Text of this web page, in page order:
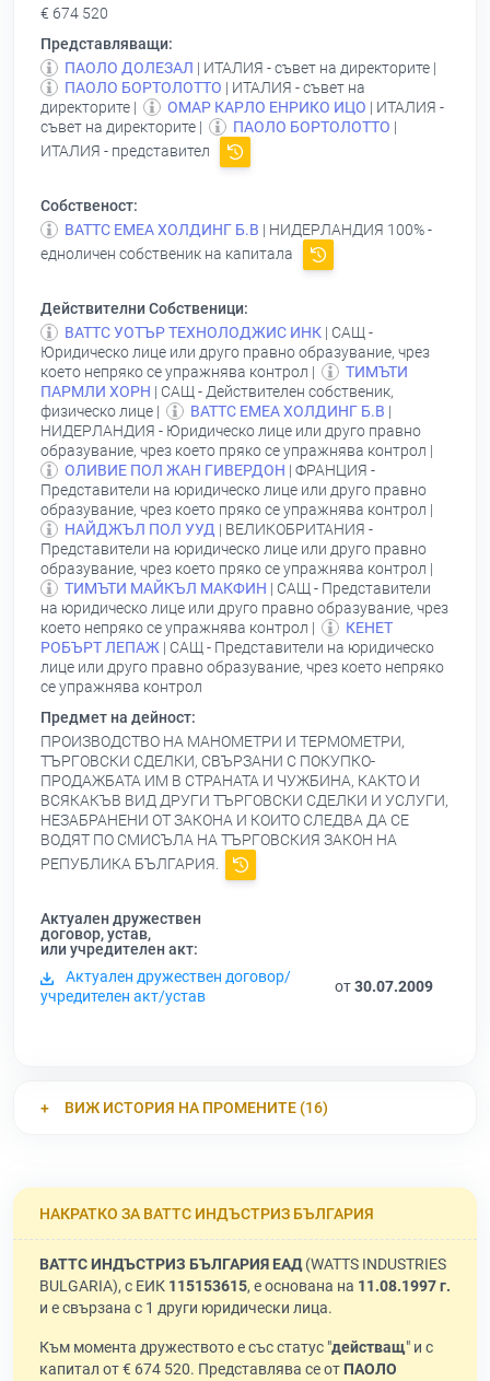
€ 674 520
Представляващи:
ПАОЛО ДОЛЕЗАЛ | ИТАЛИЯ - съвет на директорите |
ПАОЛО БОРТОЛОТТО | ИТАЛИЯ - съвет на
директорите |
ОМАР КАРЛО ЕНРИКО ИЦО | ИТАЛИЯ -
съвет на директорите |
ПАОЛО БОРТОЛОТТО |
ИТАЛИЯ - представител
Собственост:
ВАТТС ЕМЕА ХОЛДИНГ Б.В | НИДЕРЛАНДИЯ 100% -
едноличен собственик на капитала
Действителни Собственици:
ВАТТС УОТЪР ТЕХНОЛОДЖИС ИНК | САЩ -
Юридическо лице или друго правно образувание, чрез
което непряко се упражнява контрол |
ТИМЪТИ
ПАРМЛИ ХОРН | САЩ - Действителен собственик,
физическо лице |
ВАТТС ЕМЕА ХОЛДИНГ Б.В |
НИДЕРЛАНДИЯ - Юридическо лице или друго правно
образувание, чрез което пряко се упражнява контрол |
ОЛИВИЕ ПОЛ ЖАН ГИВЕРДОН | ФРАНЦИЯ -
Представители на юридическо лице или друго правно
образувание, чрез което пряко се упражнява контрол |
НАЙДЖЪЛ ПОЛ УУД | ВЕЛИКОБРИТАНИЯ -
Представители на юридическо лице или друго правно
образувание, чрез което пряко се упражнява контрол |
ТИМЪТИ МАЙКЪЛ МАКФИН | САЩ - Представители
на юридическо лице или друго правно образувание, чрез
което непряко се упражнява контрол |
КЕНЕТ
РОБЪРТ ЛЕПАЖ | САЩ - Представители на юридическо
лице или друго правно образувание, чрез което непряко
се упражнява контрол
Предмет на дейност:
ПРОИЗВОДСТВО НА МАНОМЕТРИ И ТЕРМОМЕТРИ,
ТЪРГОВСКИ СДЕЛКИ, СВЪРЗАНИ С ПОКУПКО-
ПРОДАЖБАТА ИМ В СТРАНАТА И ЧУЖБИНА, КАКТО И
ВСЯКАКЪВ ВИД ДРУГИ ТЪРГОВСКИ СДЕЛКИ И УСЛУГИ,
НЕЗАБРАНЕНИ ОТ ЗАКОНА И КОИТО СЛЕДВА ДА СЕ
ВОДЯТ ПО СМИСЪЛА НА ТЪРГОВСКИЯ ЗАКОН НА
РЕПУБЛИКА БЪЛГАРИЯ.
Актуален дружествен
договор, устав,
или учредителен акт:
Актуален дружествен договор/
учредителен акт/устав
от30.07.2009
ВИЖ ИСТОРИЯ НА ПРОМЕНИТЕ (16)
НАКРАТКО ЗА ВАТТС ИНДЪСТРИЗ БЪЛГАРИЯ
ВАТТС ИНДЪСТРИЗ БЪЛГАРИЯ ЕАД(WATTS INDUSTRIES
BULGARIA), с ЕИК 115153615, е основана на 11.08.1997 г.
и е свързана с 1 други юридически лица.
Към момента дружеството е със статус "действащ" и с
капитал от € 674 520. Представлява се от ПАОЛО